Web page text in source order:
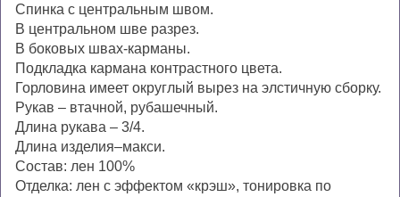
Спинка с центральным швом.
В центральном шве разрез.
В боковых швах-карманы.
Подкладка кармана контрастного цвета.
Горловина имеет округлый вырез на элстичную сборку.
Рукав – втачной, рубашечный.
Длина рукава – 3/4.
Длина изделия–макси.
Состав: лен 100%
Отделка: лен с эффектом «крэш», тонировка по